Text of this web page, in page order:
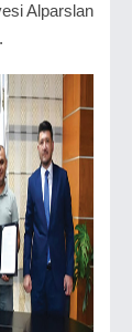
Alparslan